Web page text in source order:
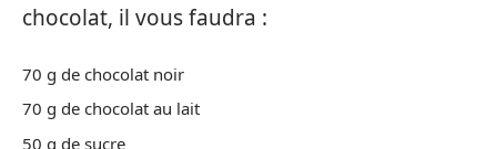
chocolat, il vous faudra :
70 g de chocolat noir
70 g de chocolat au lait
50 g de sucre